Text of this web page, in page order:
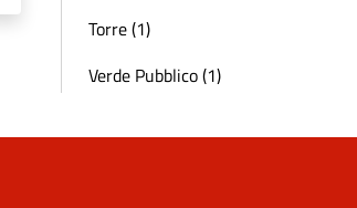
Torre (1)
Verde Pubblico (1)